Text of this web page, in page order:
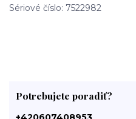
Sériové číslo: 7522982
Potrebujete poradiť?